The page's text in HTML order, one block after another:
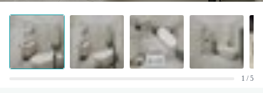
1 / 5